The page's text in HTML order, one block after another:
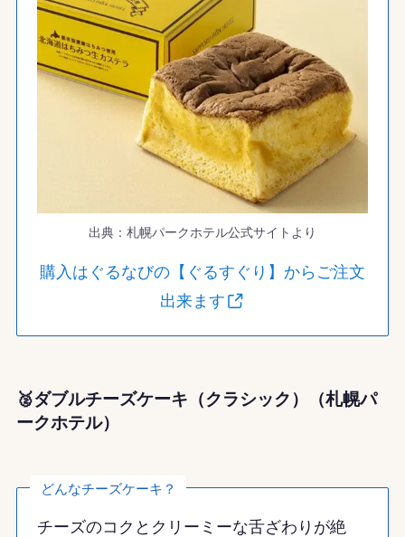
出典：札幌パークホテル公式サイトより
購入はぐるなびの【ぐるすぐり】からご注文
出来ます
🥈ダブルチーズケーキ（クラシック）（札幌パ
ークホテル）
どんなチーズケーキ？
チーズのコクとクリーミーな舌ざわりが絶